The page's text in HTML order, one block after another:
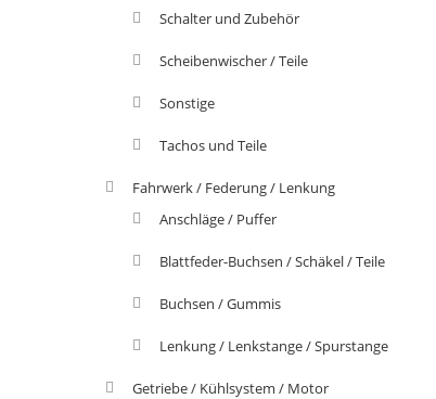
Schalter und Zubehör
Scheibenwischer / Teile
Sonstige
Tachos und Teile
Fahrwerk / Federung / Lenkung
Anschläge / Puffer
Blattfeder-Buchsen / Schäkel / Teile
Buchsen / Gummis
Lenkung / Lenkstange / Spurstange
Getriebe / Kühlsystem / Motor